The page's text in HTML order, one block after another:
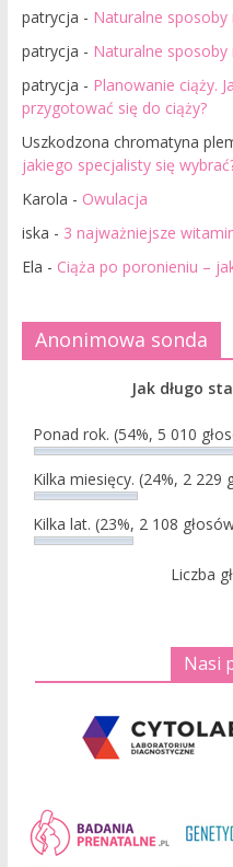
patrycja - Naturalne sposoby
patrycja - Naturalne sposoby
patrycja - Planowanie ciąży.
przygotować się do ciąży?
Uszkodzona chromatyna
jakiego specjalisty się
Karola - Owulacja
iska - 3 najważniejsze
Ela - Ciąża po poronieniu –
Anonimowa sonda
Jak długo
Ponad rok. (54%, 5 010
Kilka miesięcy. (24%, 2 229
Kilka lat. (23%, 2 108
Liczba
Nasi